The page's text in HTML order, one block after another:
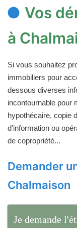
Vos
à
Si vous souhaitez
immobiliers pour
dessous diverses
incontournable pour
hypothécaire, copie
d'information ou
de copropriété...
Demander
Chalmaison
Je demande